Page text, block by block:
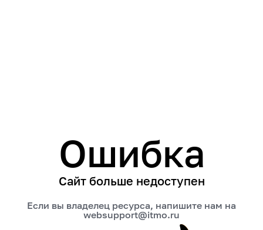
Ошибка
Сайт больше недоступен
Если вы владелец ресурса, напишите нам на
websupport@itmo.ru